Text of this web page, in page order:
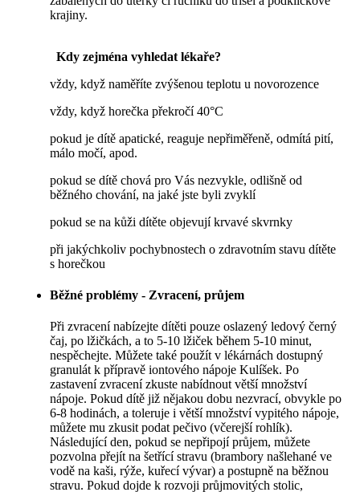
krajiny.
Kdy zejména vyhledat lékaře?
vždy, když naměříte zvýšenou teplotu u novorozence
vždy, když horečka překročí 40°C
pokud je dítě apatické, reaguje nepřiměřeně, odmítá pití,
málo močí, apod.
pokud se dítě chová pro Vás nezvykle, odlišně od
běžného chování, na jaké jste byli zvyklí
pokud se na kůži dítěte objevují krvavé skvrnky
při jakýchkoliv pochybnostech o zdravotním stavu dítěte
s horečkou
Běžné problémy - Zvracení, průjem
Při zvracení nabízejte dítěti pouze oslazený ledový černý
čaj, po lžičkách, a to 5-10 lžiček během 5-10 minut,
nespěchejte. Můžete také použít v lékárnách dostupný
granulát k přípravě iontového nápoje Kulíšek. Po
zastavení zvracení zkuste nabídnout větší množství
nápoje. Pokud dítě již nějakou dobu nezvrací, obvykle po
6-8 hodinách, a toleruje i větší množství vypitého nápoje,
můžete mu zkusit podat pečivo (včerejší rohlík).
Následující den, pokud se nepřipojí průjem, můžete
pozvolna přejít na šetřící stravu (brambory našlehané ve
vodě na kaši, rýže, kuřecí vývar) a postupně na běžnou
stravu. Pokud dojde k rozvoji průjmovitých stolic,